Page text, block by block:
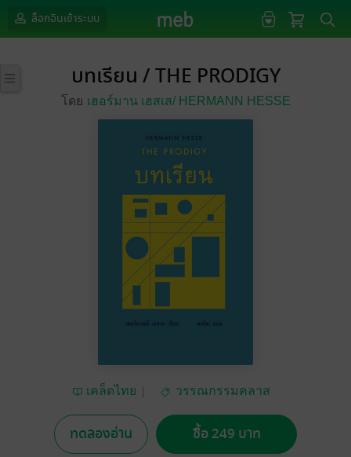
ล็อกอินเข้าระบบ
บทเรียน / THE PRODIGY
โดย เฮอร์มาน เฮสเส/ HERMANN HESSE
เคล็ดไทย
วรรณกรรมคลาส
ทดลองอ่าน ซื้อ 249 บาท